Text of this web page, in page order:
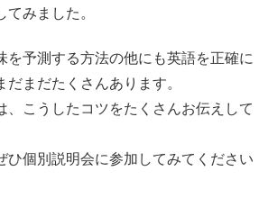
てみました。
を予測する方法の他にも英語を正確に
まだたくさんあります。
、こうしたコツをたくさんお伝えして
ひ個別説明会に参加してみてください